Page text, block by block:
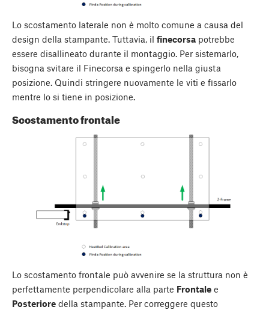
Lo scostamento laterale non è molto comune a causa del
design della stampante. Tuttavia, il finecorsa potrebbe
essere disallineato durante il montaggio. Per sistemarlo,
bisogna svitare il Finecorsa e spingerlo nella giusta
posizione. Quindi stringere nuovamente le viti e fissarlo
mentre lo si tiene in posizione.
Scostamento frontale
Lo scostamento frontale può avvenire se la struttura non è
perfettamente perpendicolare alla parte Frontale e
Posteriore della stampante. Per correggere questo